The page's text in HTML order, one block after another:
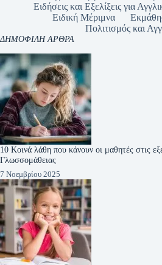
Ειδήσεις και Εξελίξεις για
Ειδική Μέριμνα
Πολιτισμός και
ΔΗΜΟΦΙΛΗ ΑΡΘΡΑ
10 Κοινά λάθη που κάνουν οι μαθητές στις
Γλωσσομάθειας
7 Νοεμβρίου 2025